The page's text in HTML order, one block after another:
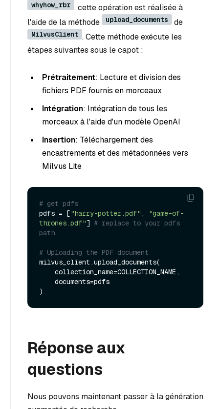
whyhow_rbr , cette opération est réalisée à
l'aide de la méthode
upload_documents de
MilvusClient . Cette méthode exécute les
étapes suivantes sous le capot :
Prétraitement: Lecture et division des
fichiers PDF fournis en morceaux
Intégration: Intégration de tous les
morceaux à l'aide d'un modèle OpenAI
Insertion: Téléchargement des
encastrements et des métadonnées vers
Milvus Lite
# get pdfs
pdfs = ["harry-potter.pdf" ,
"game-of-
thrones.pdf"] # replace to your pdfs
path
# Uploading the PDF document
milvus_client.upload_documents(
Réponse aux
questions
Nous pouvons maintenant passer à la génération